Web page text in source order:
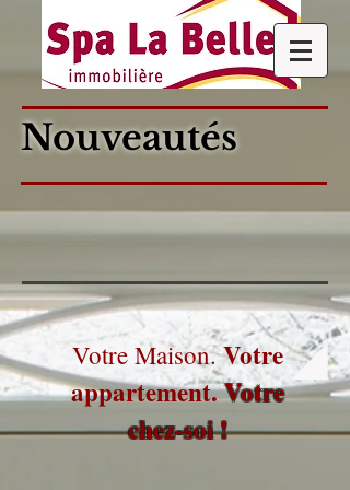
Nouveautés
Votre Maison.Votre
appartement.Votre
chez-soi !